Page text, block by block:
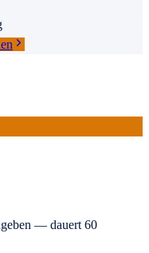
— dauert 60